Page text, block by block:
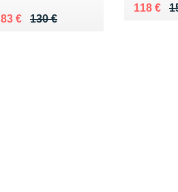
130 €
Au lieu de 130 €
83 €
Vendu 83 €
Au lieu
118 €
Vendu